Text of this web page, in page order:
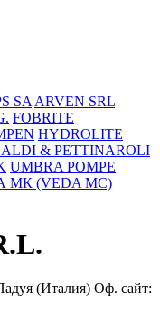
SAARVEN SRL
FOBRITE
HYDROLITE
& PETTINAROLI
UMBRA POMPE
МК (VEDA MC)
(Италия) Оф. сайт: